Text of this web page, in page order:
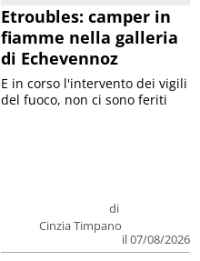
Etroubles: camper in
fiamme nella galleria
di Echevennoz
di
Cinzia Timpano
il 07/08/2026
E in corso l'intervento dei vigili
del fuoco, non ci sono feriti